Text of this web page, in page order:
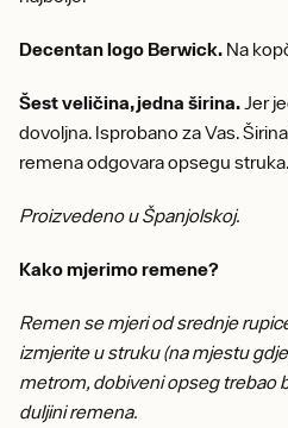
Decentan logo Berwick. Na
Šest veličina, jedna širina. Jer
dovoljna. Isprobano za Vas.
remena odgovara opsegu struka.
Proizvedeno u Španjolskoj.
Kako mjerimo remene?
Remen se mjeri od srednje
izmjerite u struku (na mjestu
metrom, dobiveni opseg trebao
duljini remena.